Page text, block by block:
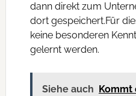
dann direkt zum
dort gespeichert.Für
keine besonderen
gelernt werden.
Siehe auch Kommt